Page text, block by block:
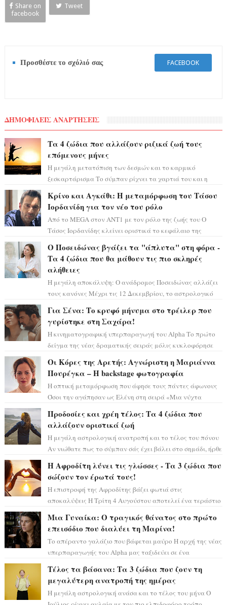
Share on
facebook
Tweet
Προσθέστε το σχόλιό σας FACEBOOK
ΔΗΜΟΦΙΛΕΙΣ ΑΝΑΡΤΗΣΕΙΣ
Τα 4 ζώδια που αλλάζουν ριζικά ζωή τους
επόμενους μήνες
Η μεγάλη μετατόπιση των δεσμών και το καρμικό
ξεσκαρτάρισμα Το σύμπαν ρίχνει τα χαρτιά του και η
Κρίνο και Αγκάθι: Η μεταμόρφωση του Τάσου
Ιορδανίδη για τον νέο του ρόλο
Από το MEGA στον ΑΝΤ1 με τον ρόλο της ζωής του Ο
Τάσος Ιορδανίδης κλείνει οριστικά το κεφάλαιο της
Ο Ποσειδώνας βγάζει τα "άπλυτα" στη φόρα -
Τα 4 ζώδια που θα μάθουν τις πιο σκληρές
αλήθειες
Η μεγάλη αποκάλυψη: Ο ανάδρομος Ποσειδώνας αλλάζει
τους κανόνες Μέχρι τις 12 Δεκεμβρίου, το αστρολογικό
Για Σένα: Το κρυφό μήνυμα στο τρέιλερ που
γυρίστηκε στη Σαχάρα!
Η κινηματογραφική υπερπαραγωγή του Alpha Το πρώτο
δείγμα της νέας δραματικής σειράς μόλις κυκλοφόρησε
Οι Κόρες της Αρετής: Αγνώριστη η Μαριάννα
Πουρέγκα – H backstage φωτογραφία
Η οπτική μεταμόρφωση που άφησε τους πάντες άφωνους
Όσοι την αγάπησαν ως Ελένη στη σειρά «Μια νύχτα
Προδοσίες και χρέη τέλος: Τα 4 ζώδια που
αλλάζουν οριστικά ζωή
Η μεγάλη αστρολογική ανατροπή και το τέλος του πόνου
Αν νιώθατε πως το σύμπαν σάς έχει βάλει στο σημάδι, ήρθε
Η Αφροδίτη λύνει τις γλώσσες - Τα 3 ζώδια που
σώζουν τον έρωτά τους!
Η επιστροφή της Αφροδίτης βάζει φωτιά στις
αποκαλύψεις Η Τρίτη 4 Αυγούστου αποτελεί ένα τεράστιο
Μια Γυναίκα: Ο τραγικός θάνατος στο πρώτο
επεισόδιο που διαλύει τη Μαρίνα!
Το απέραντο γαλάζιο που βάφεται μαύρο Η αρχή της νέας
υπερπαραγωγής του Alpha μας ταξιδεύει σε ένα
Τέλος τα βάσανα: Τα 3 ζώδια που ζουν τη
μεγαλύτερη ανατροπή της ημέρας
Η μεγάλη αστρολογική ανάσα και το τέλος του μήνα Ο